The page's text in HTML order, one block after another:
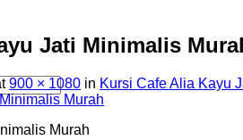
Jati Minimalis
900 × 1080 in Kursi Cafe Alia Kayu
Murah